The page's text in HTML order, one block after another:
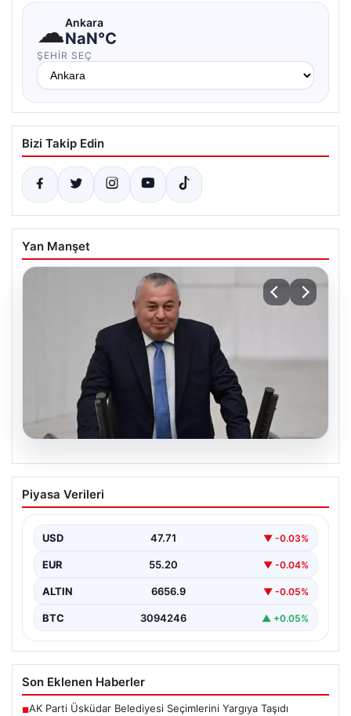
☁Ankara
NaN°C
ŞEHIR SEÇ
Bizi Takip Edin
Yan Manşet
09.08.2026
YENİ Parti Milletvekili Enginyurt’tan
Çerçeve Yasa Tepkisi: ‘Bu, Teröriste
Türkiye Büyük Millet Meclisi’nde (TBMM) Pazartesi
teklifi, siyasi…
Piyasa Verileri
USD 47.71 ▼ -0.03%
EUR 55.20 ▼ -0.04%
ALTIN 6656.9 ▼ -0.05%
BTC 3094246 ▲ +0.05%
Son Eklenen Haberler
■AK Parti Üsküdar Belediyesi Seçimlerini Yargıya Taşıdı